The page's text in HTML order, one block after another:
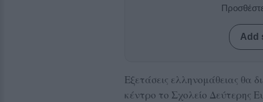
Add
Eξετάσεις ελληνομάθειας θα
κέντρο το Σχολείο Δεύτερης